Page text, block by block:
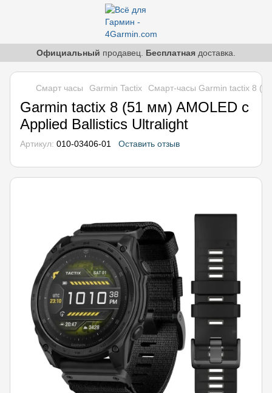
Официальный продавец. Бесплатная доставка.
Смарт часы Garmin Tactix Смарт-часы Garmin tactix 8
Garmin tactix 8 (51 мм) AMOLED с
Applied Ballistics Ultralight
Артикул: 010-03406-01 Оставить отзыв